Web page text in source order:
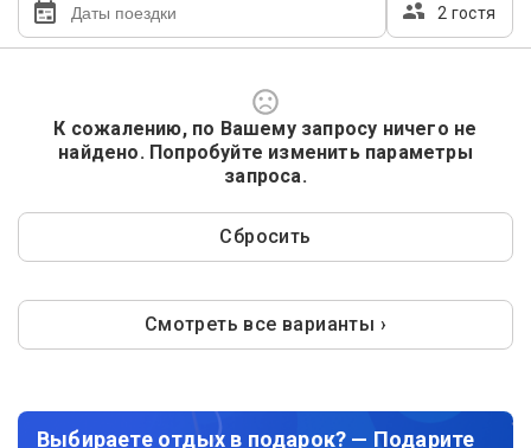
2 гостя
К сожалению, по Вашему запросу ничего не
найдено. Попробуйте изменить параметры
запроса.
Сбросить
Смотреть все варианты ›
Выбираете отдых в подарок? — Подарите